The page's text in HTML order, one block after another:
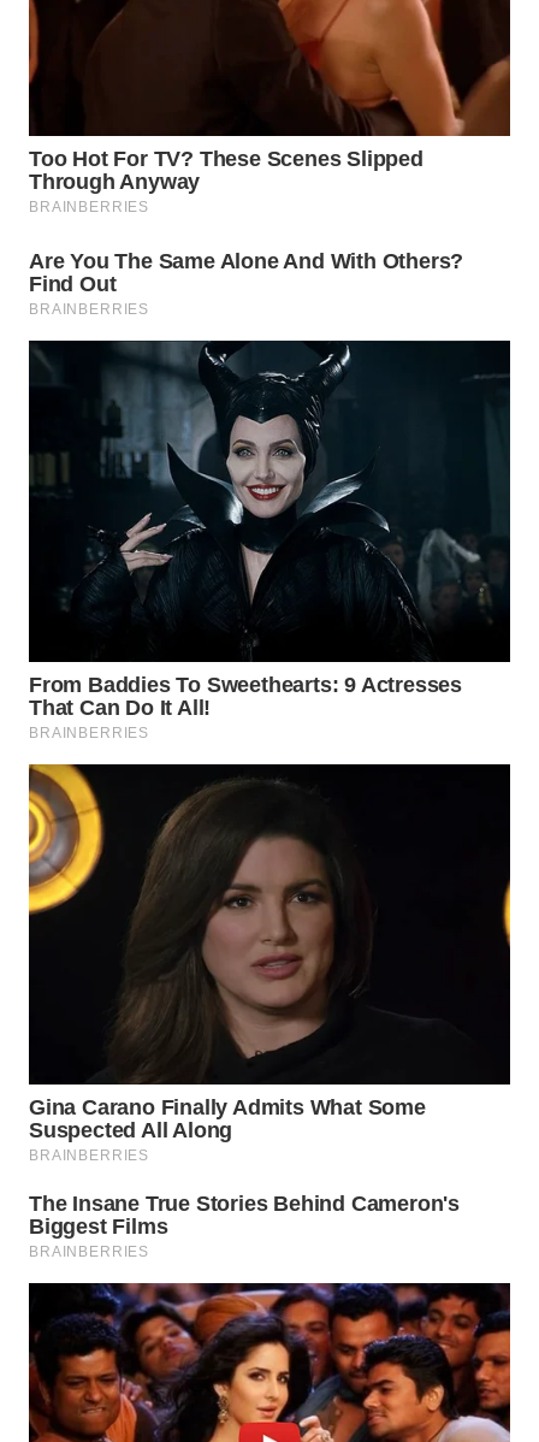
CIREBON
WN
KUNINGAN
WN
MAJALENGKA
WN
SUBANG
SUKABUMI
WN
PURWAKARTA
WN
TIMUR
WN
WN
SOLO
WN
SURABAYA
NATUNA
WN
BINTAN
WN
MANDALIKA
WN